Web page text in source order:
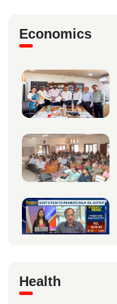
Economics
Health